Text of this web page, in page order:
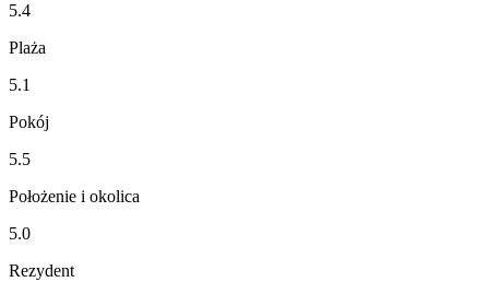
5.4
Plaża
5.1
Pokój
5.5
Położenie i okolica
5.0
Rezydent